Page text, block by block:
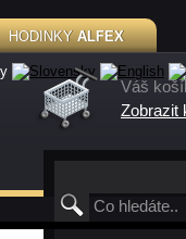
HODINKYALFEX
Váš
Zobrazit